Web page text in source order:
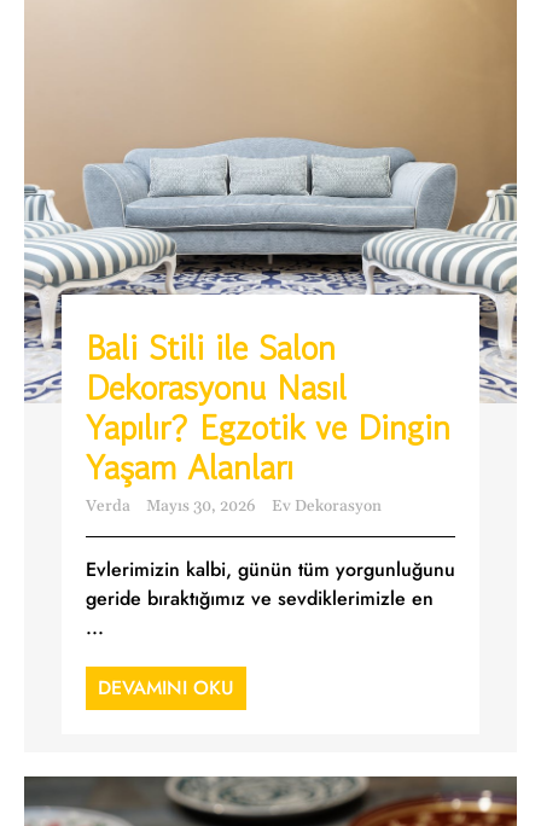
Bali Stili ile Salon
Dekorasyonu Nasıl
Yapılır? Egzotik ve Dingin
Yaşam Alanları
Verda Mayıs 30, 2026 Ev Dekorasyon
Evlerimizin kalbi, günün tüm yorgunluğunu
geride bıraktığımız ve sevdiklerimizle en
...
DEVAMINI OKU